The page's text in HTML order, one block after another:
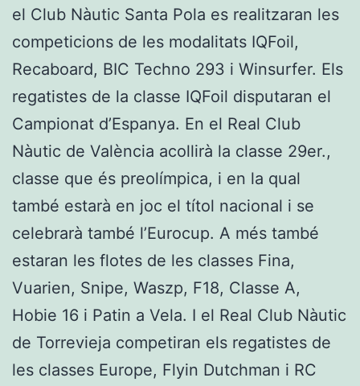
el Club Nàutic Santa Pola es realitzaran les
competicions de les modalitats IQFoil,
Recaboard, BIC Techno 293 i Winsurfer. Els
regatistes de la classe IQFoil disputaran el
Campionat d’Espanya. En el Real Club
Nàutic de València acollirà la classe 29er.,
classe que és preolímpica, i en la qual
també estarà en joc el títol nacional i se
celebrarà també l’Eurocup. A més també
estaran les flotes de les classes Fina,
Vuarien, Snipe, Waszp, F18, Classe A,
Hobie 16 i Patin a Vela. I el Real Club Nàutic
de Torrevieja competiran els regatistes de
les classes Europe, Flyin Dutchman i RC